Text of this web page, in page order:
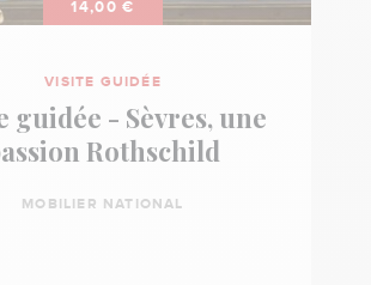
14,00 €
VISITE GUIDÉE
guidée - Sèvres, une
Rothschild
MOBILIER NATIONAL